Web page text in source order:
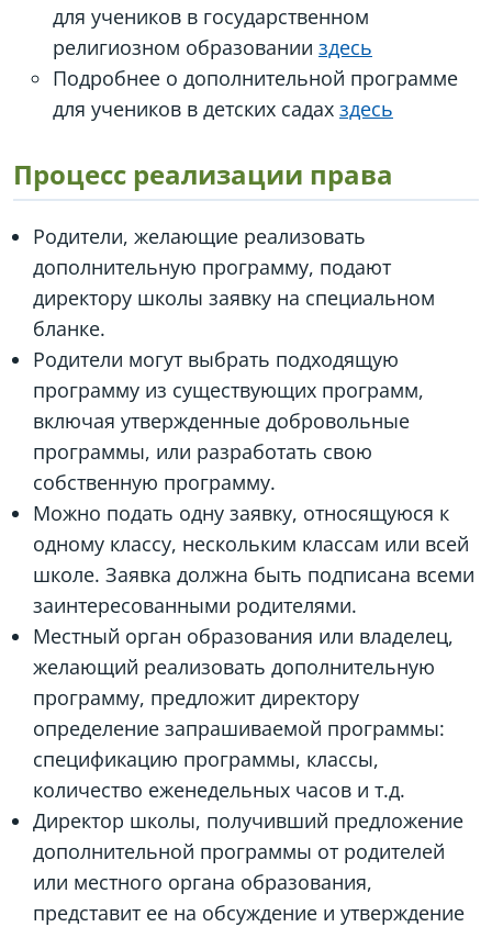
для учеников в государственном
религиозном образовании здесь
Подробнее о дополнительной программе
для учеников в детских садах здесь
Процесс реализации права
Родители, желающие реализовать
дополнительную программу, подают
директору школы заявку на специальном
бланке.
Родители могут выбрать подходящую
программу из существующих программ,
включая утвержденные добровольные
программы, или разработать свою
собственную программу.
Можно подать одну заявку, относящуюся к
одному классу, нескольким классам или всей
школе. Заявка должна быть подписана всеми
заинтересованными родителями.
Местный орган образования или владелец,
желающий реализовать дополнительную
программу, предложит директору
определение запрашиваемой программы:
спецификацию программы, классы,
количество еженедельных часов и т.д.
Директор школы, получивший предложение
дополнительной программы от родителей
или местного органа образования,
представит ее на обсуждение и утверждение